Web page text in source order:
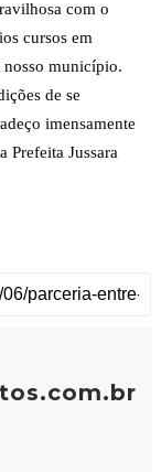
com o
cursos em
nosso município.
de se
imensamente
Prefeita Jussara